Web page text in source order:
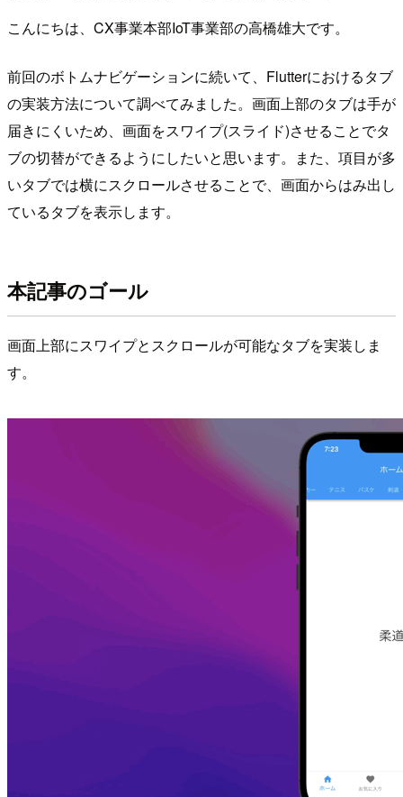
こんにちは、CX事業本部IoT事業部の高橋雄大です。
前回のボトムナビゲーションに続いて、Flutterにおけるタブ
の実装方法について調べてみました。画面上部のタブは手が
届きにくいため、画面をスワイプ(スライド)させることでタ
ブの切替ができるようにしたいと思います。また、項目が多
いタブでは横にスクロールさせることで、画面からはみ出し
ているタブを表示します。
本記事のゴール
画面上部にスワイプとスクロールが可能なタブを実装しま
す。